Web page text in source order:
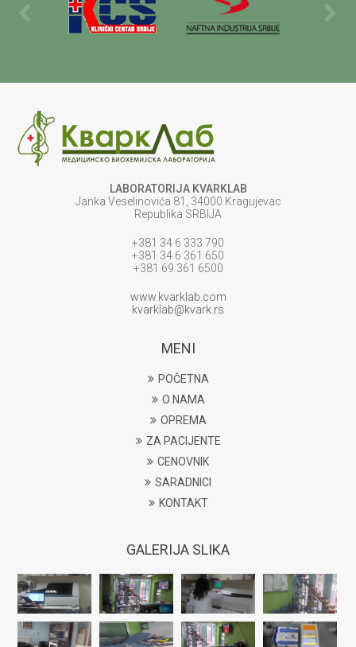
LABORATORIJA KVARKLAB
Janka Veselinovića 81, 34000 Kragujevac
Republika SRBIJA
+381 34 6 333 790
+381 34 6 361 650
+381 69 361 6500
www.kvarklab.com
kvarklab@kvark.rs
MENI
POČETNA
O NAMA
OPREMA
ZA PACIJENTE
CENOVNIK
SARADNICI
KONTAKT
GALERIJA SLIKA